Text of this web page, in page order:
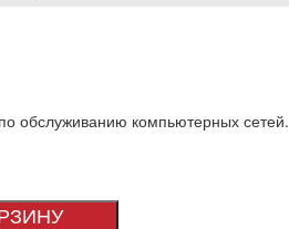
обслуживанию компьютерных сетей.